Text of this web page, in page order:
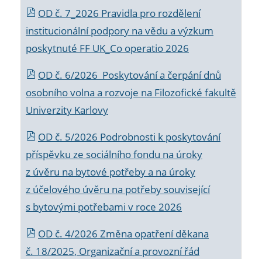
OD č. 7_2026 Pravidla pro rozdělení
institucionální podpory na vědu a výzkum
poskytnuté FF UK_Co operatio 2026
OD č. 6/2026 Poskytování a čerpání dnů
osobního volna a rozvoje na Filozofické fakultě
Univerzity Karlovy
OD č. 5/2026 Podrobnosti k poskytování
příspěvku ze sociálního fondu na úroky
z úvěru na bytové potřeby a na úroky
z účelového úvěru na potřeby související
s bytovými potřebami v roce 2026
OD č. 4/2026 Změna opatření děkana
č. 18/2025, Organizační a provozní řád